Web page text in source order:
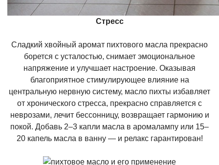
Стресс
Сладкий хвойный аромат пихтового масла прекрасно
борется с усталостью, снимает эмоциональное
напряжение и улучшает настроение. Оказывая
благоприятное стимулирующее влияние на
центральную нервную систему, масло пихты избавляет
от хронического стресса, прекрасно справляется с
неврозами, лечит бессонницу, возвращает гармонию и
покой. Добавь 2–3 капли масла в аромалампу или 15–
20 капель масла в ванну — и релакс гарантирован!